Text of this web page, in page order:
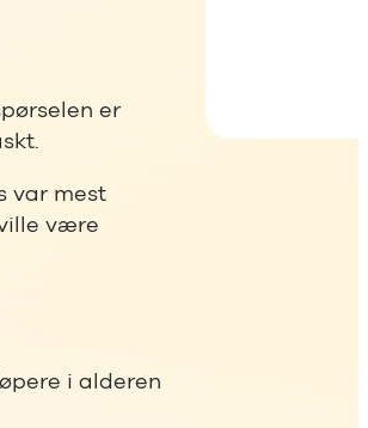
er
var mest
være
i alderen